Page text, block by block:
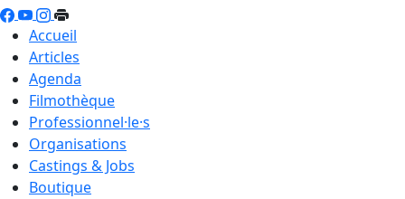
Accueil
Articles
Agenda
Filmothèque
Professionnel·le·s
Organisations
Castings & Jobs
Boutique